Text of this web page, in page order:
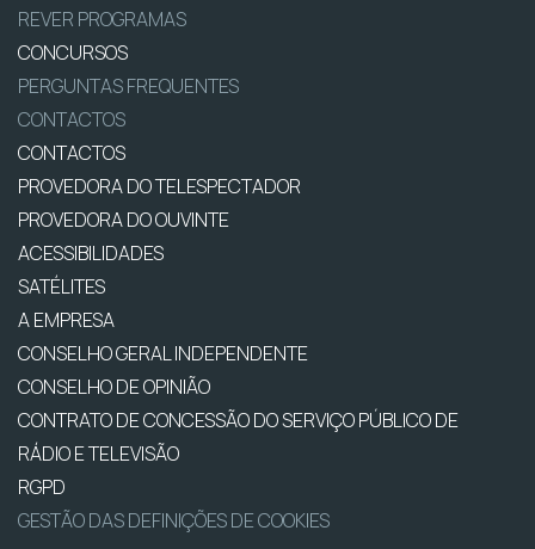
REVER PROGRAMAS
CONCURSOS
PERGUNTAS FREQUENTES
CONTACTOS
CONTACTOS
PROVEDORA DO TELESPECTADOR
PROVEDORA DO OUVINTE
ACESSIBILIDADES
SATÉLITES
A EMPRESA
CONSELHO GERAL INDEPENDENTE
CONSELHO DE OPINIÃO
CONTRATO DE CONCESSÃO DO SERVIÇO PÚBLICO DE
RÁDIO E TELEVISÃO
RGPD
GESTÃO DAS DEFINIÇÕES DE COOKIES